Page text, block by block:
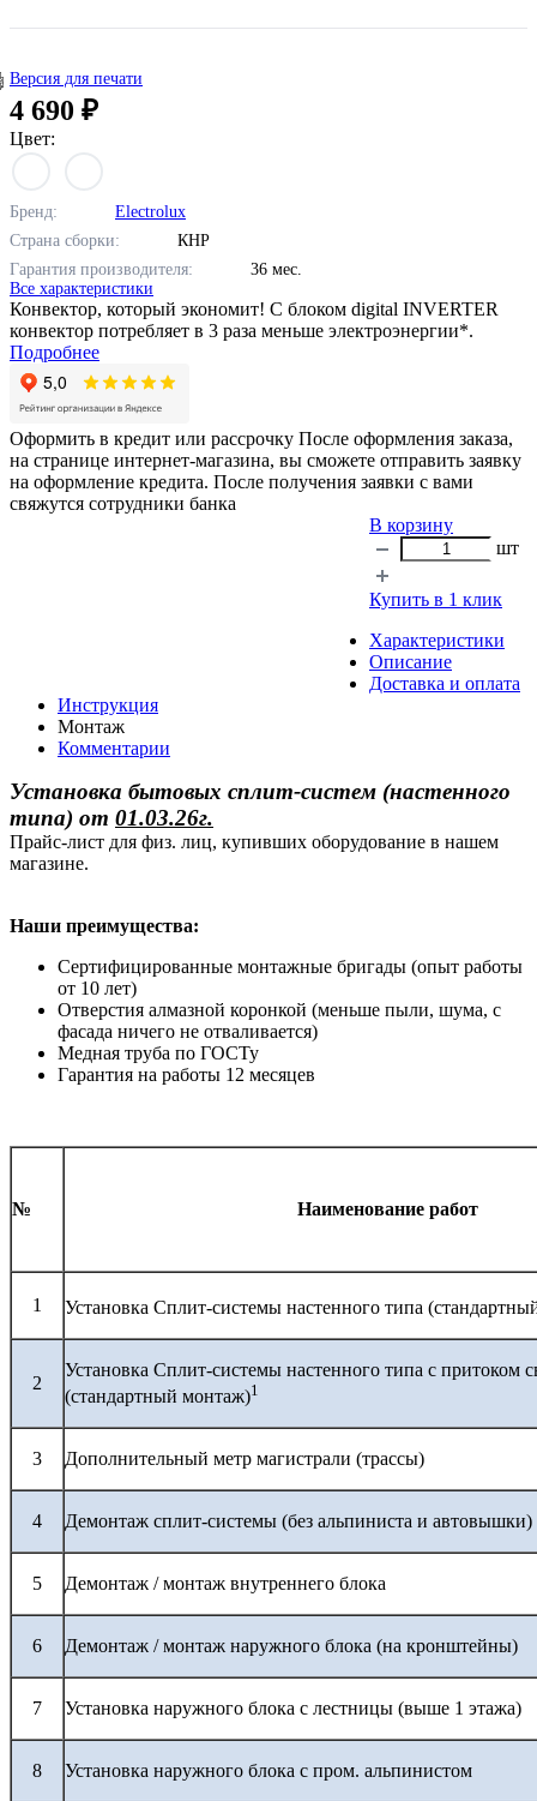
Версия для печати
4 690 ₽
Цвет:
Бренд:
Electrolux
Страна сборки:
КНР
Гарантия производителя:
36 мес.
Все характеристики
Конвектор, который экономит! С блоком digital INVERTER
конвектор потребляет в 3 раза меньше электроэнергии*.
Подробнее
Оформить в кредит или рассрочку После оформления заказа,
на странице интернет-магазина, вы сможете отправить заявку
на оформление кредита. После получения заявки с вами
свяжутся сотрудники банка
В корзину
шт
Купить в 1 клик
Характеристики
Описание
Доставка и оплата
Инструкция
Монтаж
Комментарии
Установка бытовых сплит-систем (настенного
типа) от 01.03.26г.
Прайс-лист для физ. лиц, купивших оборудование в нашем
магазине.
Наши преимущества:
Сертифицированные монтажные бригады (опыт работы
от 10 лет)
Отверстия алмазной коронкой (меньше пыли, шума, с
фасада ничего не отваливается)
Медная труба по ГОСТу
Гарантия на работы 12 месяцев
№ Наименование работ
1 Установка Сплит-системы настенного типа
2
Установка Сплит-системы настенного типа с притоком
(стандартный монтаж)1
3 Дополнительный метр магистрали (трассы)
4 Демонтаж сплит-системы (без альпиниста и автовышки)
5 Демонтаж / монтаж внутреннего блока
6 Демонтаж / монтаж наружного блока (на кронштейны)
7 Установка наружного блока с лестницы (выше 1 этажа)
8 Установка наружного блока с пром. альпинистом